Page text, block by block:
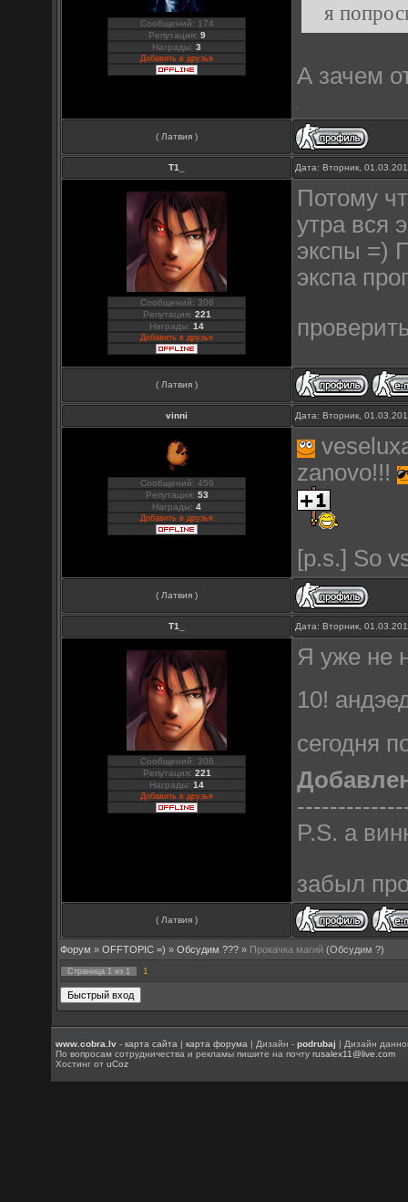
Сообщений: 174
Репутация: 9
Награды:3
Добавить в друзья
я
А зачем
( Латвия )
Т1_ Дата: Вторник,
Сообщений: 306
Репутация: 221
Награды:14
Добавить в друзья
Потому
утра вся
экспы =)
экспа
( Латвия )
vinni Дата: Вторник,
Сообщений: 456
Репутация: 53
Награды:4
Добавить в друзья
zanovo!!!
[p.s.] So
( Латвия )
Т1_ Дата: Вторник,
Сообщений: 306
Репутация: 221
Награды:14
Добавить в друзья
Я уже не
10!
сегодня
P.S. а
забыл
( Латвия )
Форум » OFFTOPIC =) » Обсудим ??? » Прокачка магий (Обсудим ?)
Страница 1 из 1 1
www.cobra.lv -карта сайта |карта форума | Дизайн -podrubaj | Дизайн
По вопросам сотрудничества и рекламы пишите на почтуrusalex11@live.com
Хостинг отuCoz